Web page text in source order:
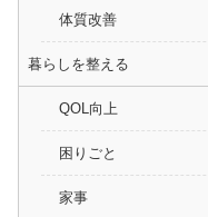
体質改善
暮らしを整える
QOL向上
困りごと
家事